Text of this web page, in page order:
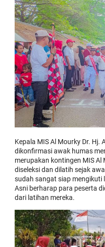
Kepala MIS Al Mourky Dr. Hj.
dikonfirmasi awak humas
merupakan kontingen MIS
diseleksi dan dilatih sejak
sudah sangat siap mengikuti
Asni berharap para peserta
dari latihan mereka.